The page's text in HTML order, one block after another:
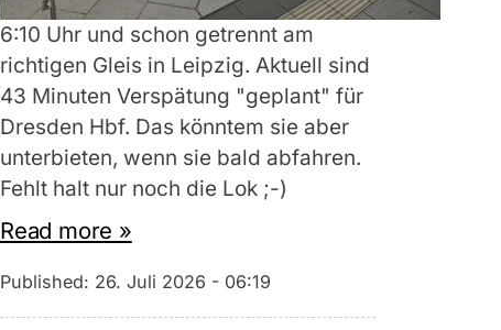
6:10 Uhr und schon getrennt am
richtigen Gleis in Leipzig. Aktuell sind
43 Minuten Verspätung "geplant" für
Dresden Hbf. Das könntem sie aber
unterbieten, wenn sie bald abfahren.
Fehlt halt nur noch die Lok ;-)
Read more »
Published: 26. Juli 2026 - 06:19